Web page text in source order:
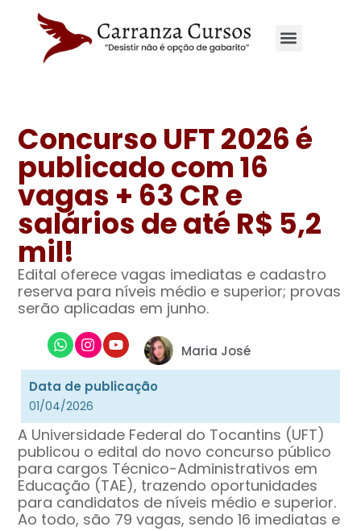
Concurso UFT 2026 é
publicado com 16
vagas + 63 CR e
salários de até R$ 5,2
mil!
Edital oferece vagas imediatas e cadastro
reserva para níveis médio e superior; provas
serão aplicadas em junho.
Maria José
Data de publicação
01/04/2026
A Universidade Federal do Tocantins (UFT)
publicou o edital do novo concurso público
para cargos Técnico-Administrativos em
Educação (TAE), trazendo oportunidades
para candidatos de níveis médio e superior.
Ao todo, são 79 vagas, sendo 16 imediatas e